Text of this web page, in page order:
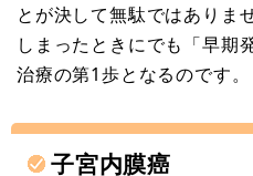
とが決して無駄ではありま
しまったときにでも「早期
治療の第1歩となるのです。
子宮内膜癌